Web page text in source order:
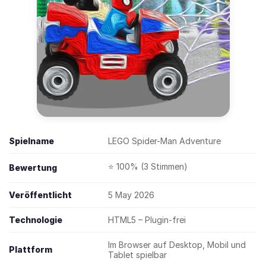
Spielname LEGO Spider-Man Adventure
Bewertung ⭐ 100% (3 Stimmen)
Veröffentlicht 5 May 2026
Technologie HTML5 – Plugin-frei
Plattform
Im Browser auf Desktop, Mobil und
Tablet spielbar